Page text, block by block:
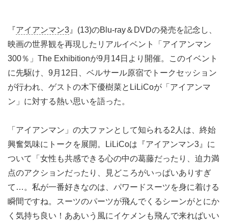
『アイアンマン3 』(13)のBlu-ray＆DVDの発売を記念し、
映画の世界観を再現したリアルイベント「アイアンマン
300％」The Exhibitionが9月14日より開催。このイベント
に先駆け、9月12日、ベルサール原宿でトークセッション
が行われ、ゲストの木下優樹菜とLiLiCoが「アイアンマ
ン」に対する熱い思いを語った。
「アイアンマン」の大ファンとして知られる2人は、終始
興奮気味にトークを展開。LiLiCoは『アイアンマン3』に
ついて「女性も共感できる心の中の葛藤だったり、迫力満
点のアクションだったり、見どころがいっぱいありすぎ
て…。私が一番好きなのは、パワードスーツを身に着ける
瞬間ですね。スーツのパーツが飛んでくるシーンがとにか
く気持ち良い！ああいう風にイケメンも飛んで来ればいい